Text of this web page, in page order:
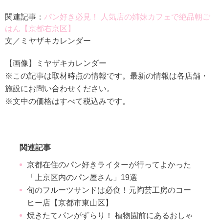
関連記事： パン好き必見！ 人気店の姉妹カフェで絶品朝ご
はん【京都右京区】
文／ミヤザキカレンダー
【画像】ミヤザキカレンダー
※この記事は取材時点の情報です。最新の情報は各店舗・
施設にお問い合わせください。
※文中の価格はすべて税込みです。
関連記事
京都在住のパン好きライターが行ってよかった
「上京区内のパン屋さん」19選
旬のフルーツサンドは必食！元陶芸工房のコー
ヒー店【京都市東山区】
焼きたてパンがずらり！ 植物園前にあるおしゃ